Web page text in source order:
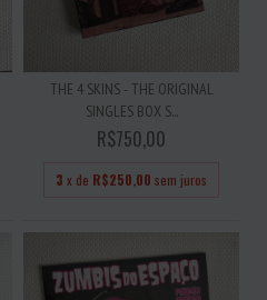
THE 4 SKINS - THE ORIGINAL
SINGLES BOX S...
R$750,00
3 x de R$250,00 sem juros